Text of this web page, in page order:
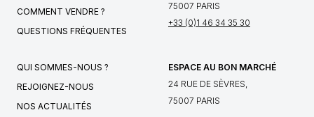
COMMENT VENDRE ?
QUESTIONS FRÉQUENTES
75007 PARIS
+33 (0)1 46 34 35 30
QUI SOMMES-NOUS ?
REJOIGNEZ-NOUS
NOS ACTUALITÉS
ESPACE AU BON MARCHÉ
24 RUE DE SÈVRES,
75007 PARIS